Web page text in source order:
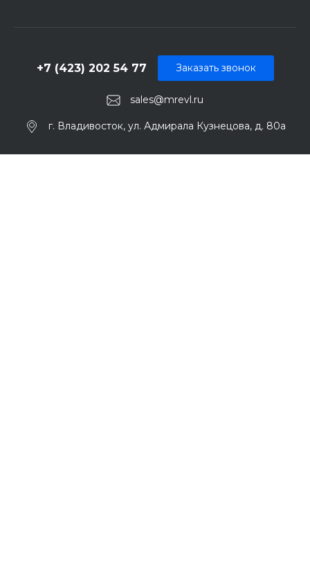
sales@mrevl.ru
+7 (423) 202 54 77
г. Владивосток, ул. Адмирала Кузнецова, д. 80а
Заказать звонок